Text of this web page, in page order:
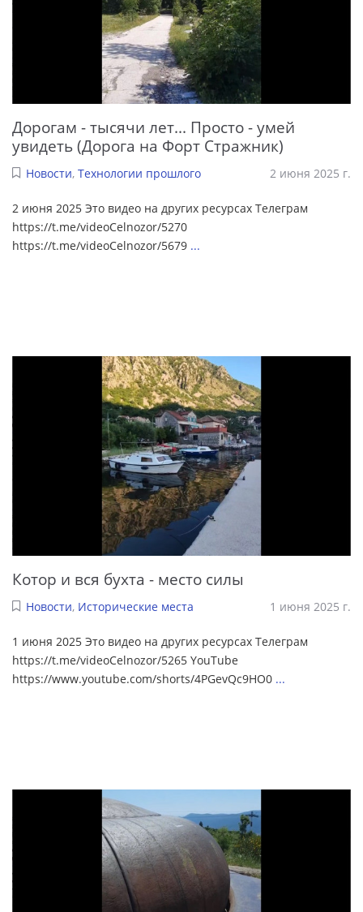
Дорогам - тысячи лет... Просто - умей
увидеть (Дорога на Форт Стражник)
Новости, Технологии прошлого 2 июня 2025 г.
2 июня 2025 Это видео на других ресурсах Телеграм
https://t.me/videoCelnozor/5270
https://t.me/videoCelnozor/5679 ...
Котор и вся бухта - место силы
Новости, Исторические места 1 июня 2025 г.
1 июня 2025 Это видео на других ресурсах Телеграм
https://t.me/videoCelnozor/5265 YouTube
https://www.youtube.com/shorts/4PGevQc9HO0 ...